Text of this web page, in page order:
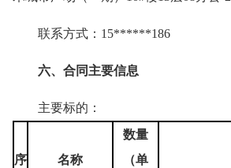
联系方式：15******186
六、合同主要信息
主要标的：
序
名称
数量
（单